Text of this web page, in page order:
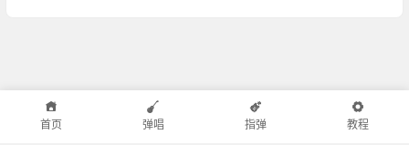
首页 弹唱 指弹 教程